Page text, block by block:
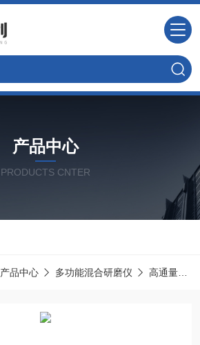
产品中心
PRODUCTS CNTER
产品中心 多功能混合研磨仪 高通量组织研磨仪